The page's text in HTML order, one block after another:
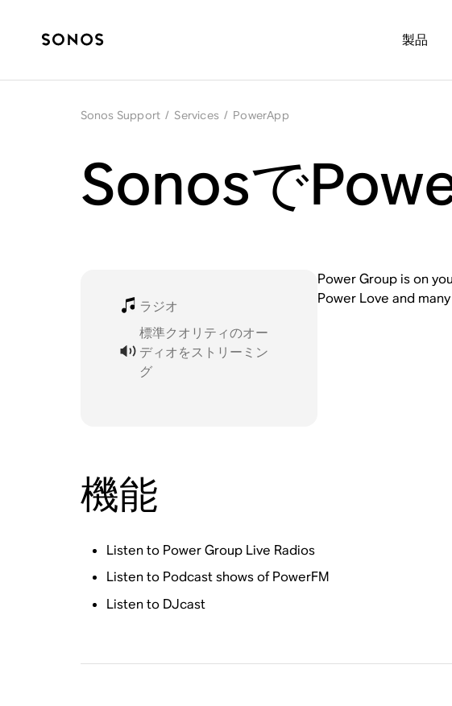
製品
Sonos Support / Services / PowerApp
Sonosで
ラジオ
標準クオリティのオー
ディオをストリーミン
グ
Power Group is on
Power Love and
機能
Listen to Power Group Live Radios
Listen to Podcast shows of PowerFM
Listen to DJcast